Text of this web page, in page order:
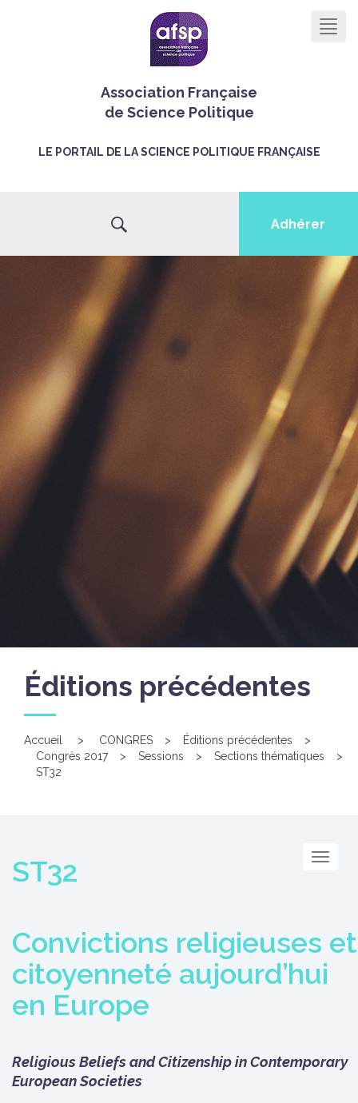
Association Française
de Science Politique
LE PORTAIL DE LA SCIENCE POLITIQUE FRANÇAISE
Adhérer
Éditions précédentes
Accueil > CONGRES > Éditions précédentes
>
Congrès 2017
> Sessions > Sections thématiques
>
ST32
Menu
ST32
Convictions religieuses et
citoyenneté aujourd’hui
en Europe
Religious Beliefs and Citizenship in Contemporary
European Societies